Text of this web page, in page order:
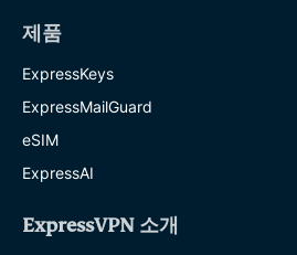
제품
ExpressKeys
ExpressMailGuard
eSIM
ExpressAI
ExpressVPN 소개